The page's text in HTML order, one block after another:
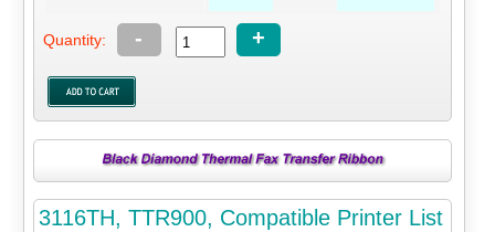
Quantity: - +
3116TH, TTR900, Compatible Printer List